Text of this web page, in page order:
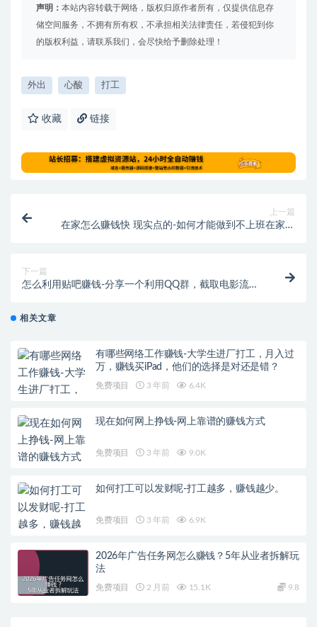
声明： 本站内容转载于网络，版权归原作者所有，仅提供信息存
储空间服务，不拥有所有权，不承担相关法律责任，若侵犯到你
的版权利益，请联系我们，会尽快给予删除处理！
外出 心酸 打工
收藏 链接
上一篇
在家怎么赚钱快 现实点的-如何才能做到不上班在家赚
下一篇
怎么利用贴吧赚钱-分享一个利用QQ群，截取电影流量
相关文章
有哪些网络工作赚钱-大学生进厂打工，月入过
万，赚钱买iPad，他们的选择是对还是错？
免费项目 3 年前 6.4K
现在如何网上挣钱-网上靠谱的赚钱方式
免费项目 3 年前 9.0K
如何打工可以发财呢-打工越多，赚钱越少。
免费项目 3 年前 6.9K
2026年广告任务网怎么赚钱？5年从业者拆解玩
法
免费项目 2 月前 15.1K 9.8